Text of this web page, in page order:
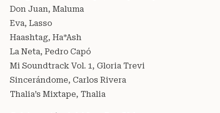
Don Juan, Maluma
Eva, Lasso
Haashtag, Ha*Ash
La Neta, Pedro Capó
Mi Soundtrack Vol. 1, Gloria Trevi
Sincerándome, Carlos Rivera
Thalia’s Mixtape, Thalia